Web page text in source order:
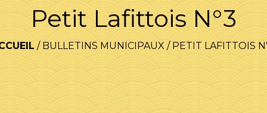
Petit Lafittois N°3
/ BULLETINS MUNICIPAUX / PETIT LAFITTOIS